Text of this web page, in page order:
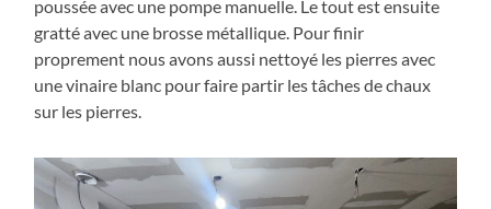
poussée avec une pompe manuelle. Le tout est ensuite
gratté avec une brosse métallique. Pour finir
proprement nous avons aussi nettoyé les pierres avec
une vinaire blanc pour faire partir les tâches de chaux
sur les pierres.